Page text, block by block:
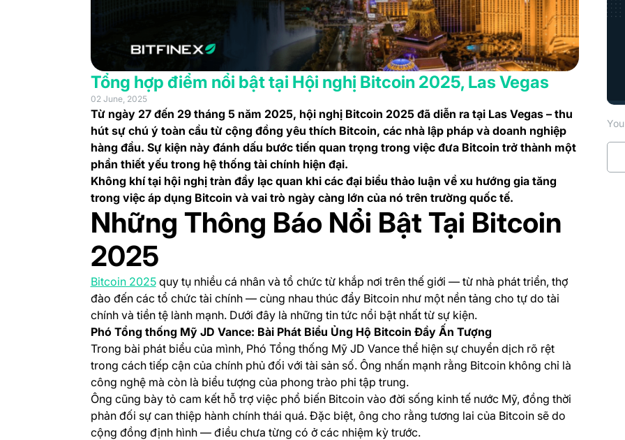
Tổng hợp điểm nổi bật tại Hội nghị Bitcoin 2025, Las Vegas
02 June, 2025
Từ ngày 27 đến 29 tháng 5 năm 2025, hội nghị Bitcoin 2025 đã diễn ra tại Las Vegas – thu
hút sự chú ý toàn cầu từ cộng đồng yêu thích Bitcoin, các nhà lập pháp và doanh nghiệp
hàng đầu. Sự kiện này đánh dấu bước tiến quan trọng trong việc đưa Bitcoin trở thành một
phần thiết yếu trong hệ thống tài chính hiện đại.
Không khí tại hội nghị tràn đầy lạc quan khi các đại biểu thảo luận về xu hướng gia tăng
trong việc áp dụng Bitcoin và vai trò ngày càng lớn của nó trên trường quốc tế.
Những Thông Báo Nổi Bật Tại Bitcoin
2025
Bitcoin 2025(opens in a new tab)
quy tụ nhiều cá nhân và tổ chức từ khắp nơi trên thế giới — từ nhà phát triển, thợ
đào đến các tổ chức tài chính — cùng nhau thúc đẩy Bitcoin như một nền tảng cho tự do tài
chính và tiền tệ lành mạnh. Dưới đây là những tin tức nổi bật nhất từ sự kiện.
Phó Tổng thống Mỹ JD Vance: Bài Phát Biểu Ủng Hộ Bitcoin Đầy Ấn Tượng
Trong bài phát biểu của mình, Phó Tổng thống Mỹ JD Vance thể hiện sự chuyển dịch rõ rệt
trong cách tiếp cận của chính phủ đối với tài sản số. Ông nhấn mạnh rằng Bitcoin không chỉ là
công nghệ mà còn là biểu tượng của phong trào phi tập trung.
Ông cũng bày tỏ cam kết hỗ trợ việc phổ biến Bitcoin vào đời sống kinh tế nước Mỹ, đồng thời
phản đối sự can thiệp hành chính thái quá. Đặc biệt, ông cho rằng tương lai của Bitcoin sẽ do
cộng đồng định hình — điều chưa từng có ở các nhiệm kỳ trước.